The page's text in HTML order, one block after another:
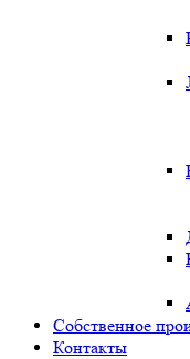
Собственное
Контакты